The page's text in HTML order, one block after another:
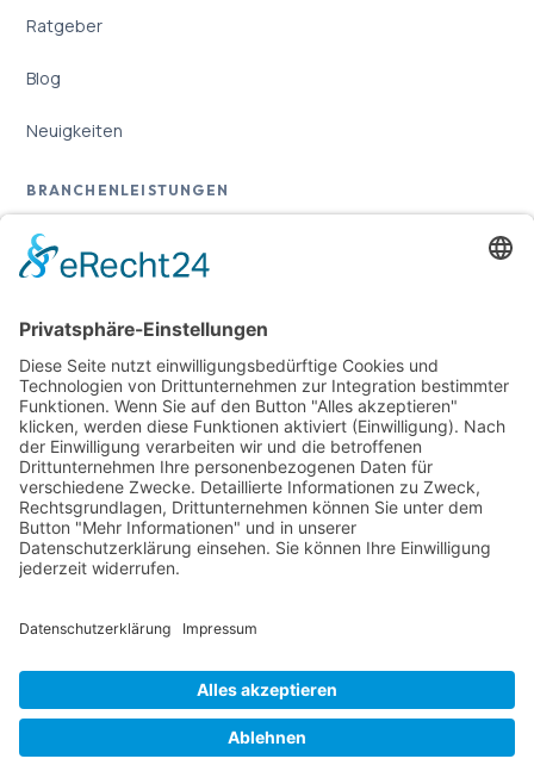
Ratgeber
Blog
Neuigkeiten
BRANCHENLEISTUNGEN
Übersicht
RECHTLICHES
Impressum
Datenschutz
Cookie-Einstellungen